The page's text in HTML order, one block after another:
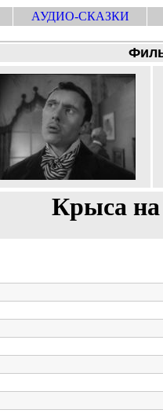
АУДИО-СКАЗКИ
Крыса на